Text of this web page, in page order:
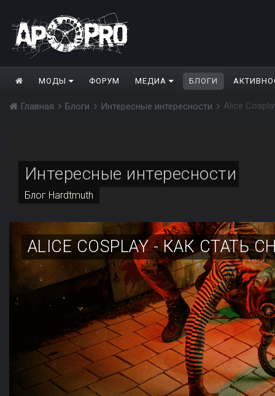
МОДЫ ФОРУМ МЕДИА БЛОГИ
Главная Блоги Интересные интересности Alice
Интересные интересности
Блог Hardtmuth
ALICE COSPLAY - КАК СТАТЬ